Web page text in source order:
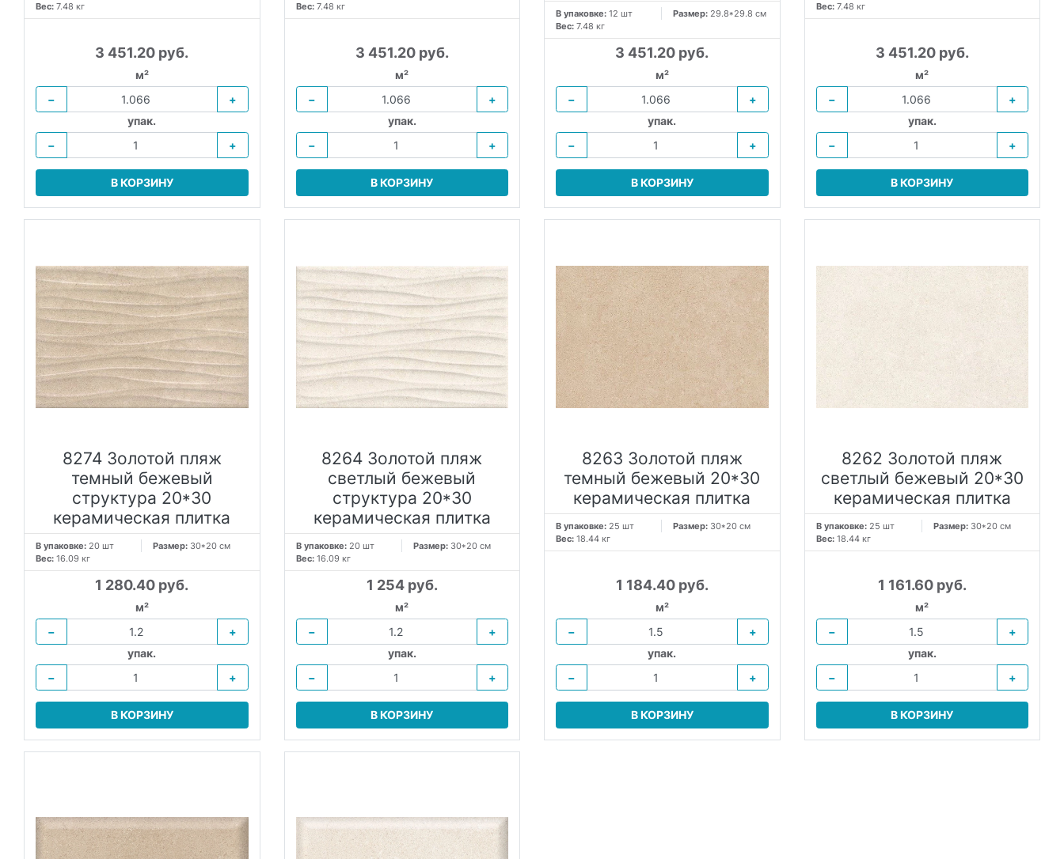
Вес: 7.48 кг
3 451.20 руб.
м²
−
+
упак.
−
+
В КОРЗИНУ
Вес: 7.48 кг
3 451.20 руб.
м²
−
+
упак.
−
+
В КОРЗИНУ
В упаковке: 12 шт Размер: 29.8*29.8 см
Вес: 7.48 кг
3 451.20 руб.
м²
−
+
упак.
−
+
В КОРЗИНУ
Вес: 7.48 кг
3 451.20 руб.
м²
−
+
упак.
−
+
В КОРЗИНУ
8274 Золотой пляж
темный бежевый
структура 20*30
керамическая плитка
В упаковке: 20 шт Размер: 30*20 см
Вес: 16.09 кг
1 280.40 руб.
м²
−
+
упак.
−
+
В КОРЗИНУ
8264 Золотой пляж
светлый бежевый
структура 20*30
керамическая плитка
В упаковке:20 шт Размер: 30*20 см
Вес: 16.09 кг
1 254 руб.
м²
−
+
упак.
−
+
В КОРЗИНУ
8263 Золотой пляж
темный бежевый 20*30
керамическая плитка
В упаковке: 25 шт Размер: 30*20 см
Вес: 18.44 кг
1 184.40 руб.
м²
−
+
упак.
−
+
В КОРЗИНУ
8262 Золотой пляж
светлый бежевый 20*30
керамическая плитка
В упаковке:25 шт Размер: 30*20 см
Вес: 18.44 кг
1 161.60 руб.
м²
−
+
упак.
−
+
В КОРЗИНУ